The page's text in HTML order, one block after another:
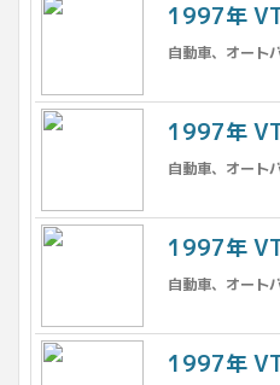
1997年
自動車、オート
1997年
自動車、オート
1997年
自動車、オート
1997年